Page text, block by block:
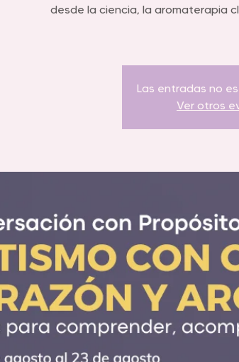
desde la ciencia, la aromaterapia
Las entradas no
Ver otros